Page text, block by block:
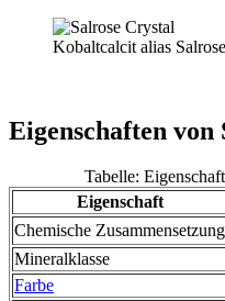
Kobaltcalcit alias
Eigenschaften
Tabelle:
Eigenschaft
Chemische Zusammensetzung
Mineralklasse
Farbe